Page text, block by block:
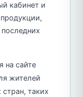
кабинет и
последних
на сайте
жителей
таких